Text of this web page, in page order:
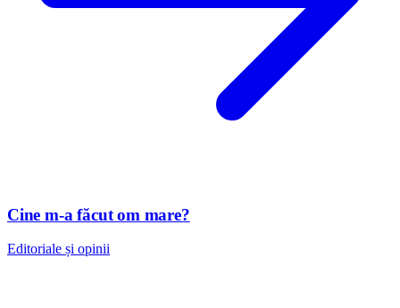
Cine m-a făcut om mare?
Editoriale și opinii